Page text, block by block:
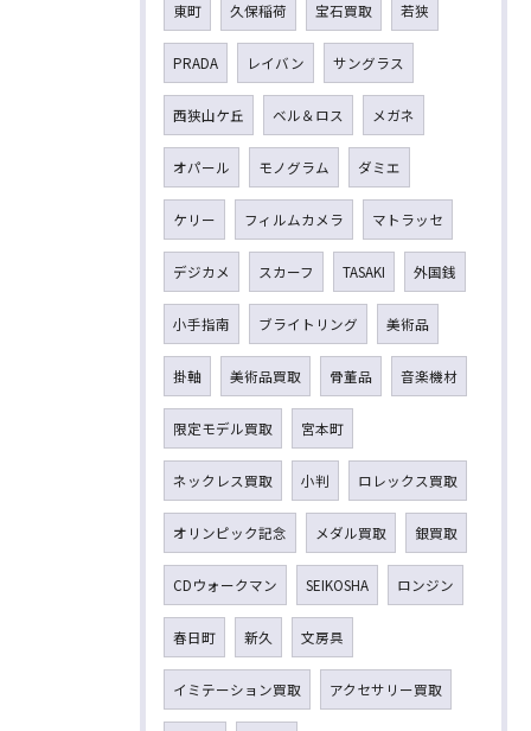
東町 久保稲荷 宝石買取 若狭
PRADA レイバン サングラス
西狭山ケ丘 ベル＆ロス メガネ
オパール モノグラム ダミエ
ケリー フィルムカメラ マトラッセ
デジカメ スカーフ TASAKI 外国銭
小手指南 ブライトリング 美術品
掛軸 美術品買取 骨董品 音楽機材
限定モデル買取 宮本町
ネックレス買取 小判 ロレックス買取
オリンピック記念 メダル買取 銀買取
CDウォークマン SEIKOSHA ロンジン
春日町 新久 文房具
イミテーション買取 アクセサリー買取